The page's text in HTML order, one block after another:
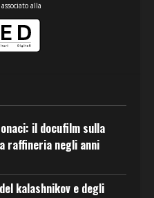
alla
il docufilm sulla
raffineria negli anni
kalashnikov e degli